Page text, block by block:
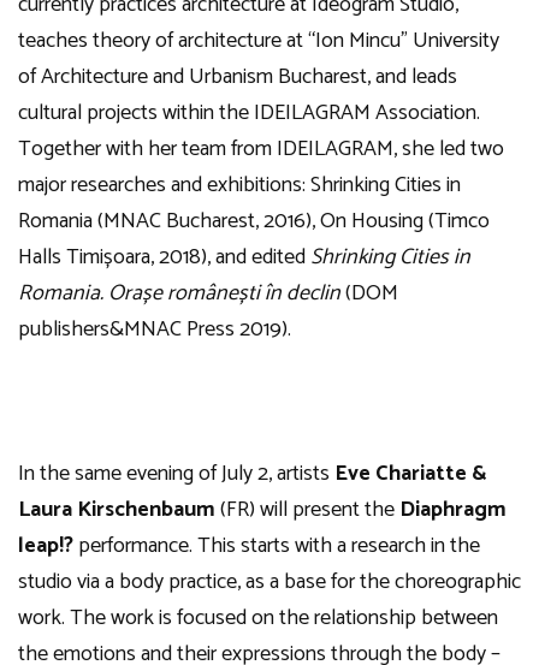
teaches theory of architecture at “Ion Mincu” University
of Architecture and Urbanism Bucharest, and leads
cultural projects within the IDEILAGRAM Association.
Together with her team from IDEILAGRAM, she led two
major researches and exhibitions: Shrinking Cities in
Romania (MNAC Bucharest, 2016), On Housing (Timco
Halls Timișoara, 2018), and editedShrinking Cities in
Romania. Orașe românești în declin(DOM
publishers&MNAC Press 2019).
In the same evening of July 2, artists Eve Chariatte &
Laura Kirschenbaum(FR) will present the Diaphragm
leap!?performance. This starts with a research in the
studio via a body practice, as a base for the choreographic
work. The work is focused on the relationship between
the emotions and their expressions through the body –